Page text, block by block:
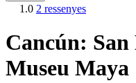
1.0 2 ressenyes
Cancún:
Museu Maya